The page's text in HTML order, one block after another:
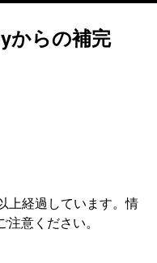
からの補完
上経過しています。情
意ください。